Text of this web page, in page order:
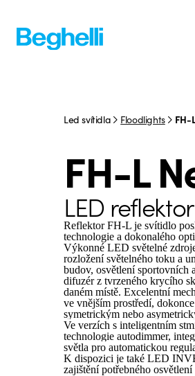
Led svítidla Floodlights FH-
FH-L
LED reflektor
Reflektor FH-L je svítidlo
technologie a dokonalého
Výkonné LED světelné
rozložení světelného toku a
budov, osvětlení sportovních
difuzér z tvrzeného krycího
daném místě. Excelentní
ve vnějším prostředí,
symetrickým nebo
Ve verzích s inteligentním
technologie autodimmer,
světla pro automatickou
K dispozici je také LED
zajištění potřebného